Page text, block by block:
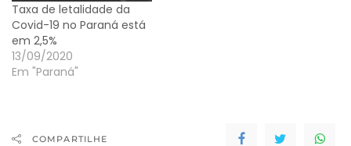
Taxa de letalidade da
Covid-19 no Paraná está
em 2,5%
13/09/2020
Em "Paraná"
COMPARTILHE